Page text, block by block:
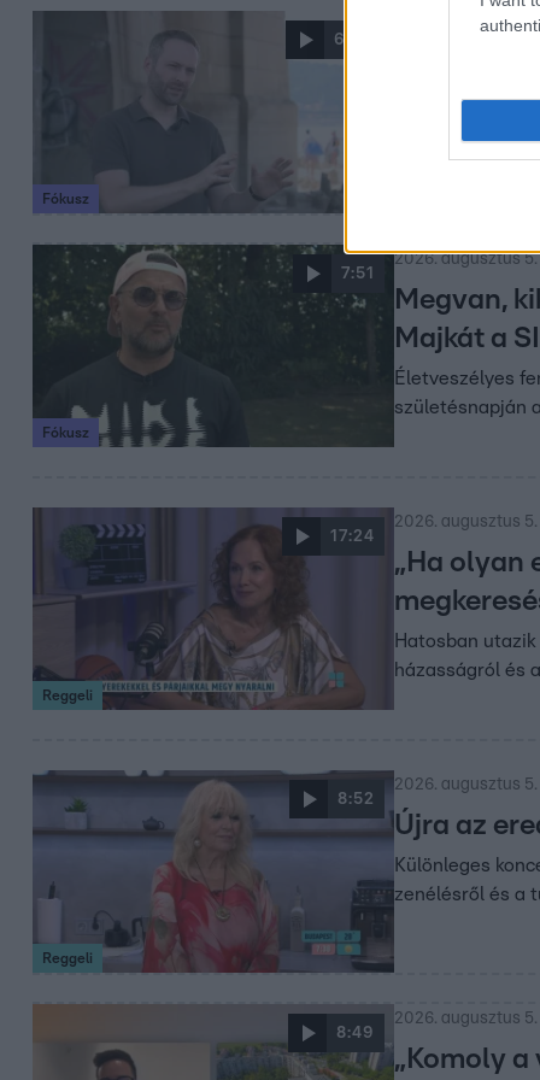
6:00
Fókusz
2026. augusztus 5.
által
Évtizedekkel
7:51
Fókusz
2026. augusztus 5.
Megvan,
Majkát a
Életveszélyes
születésnapján
17:24
Reggeli
2026. augusztus 5.
„Ha olyan
Hatosban
házasságról és
8:52
Reggeli
2026. augusztus 5.
Újra az
Különleges
zenélésről és a
8:49
2026. augusztus 5.
„Komoly